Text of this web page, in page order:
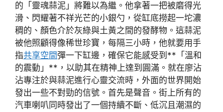
的「靈魂蒜泥」將難以為繼。他拿著一把被磨得光
滑、閃耀著不祥光芒的小銀勺，從缸底撈起一坨濃
稠的、顏色介於灰綠與土黃之間的發酵物。這蒜泥
被他照顧得像稀世珍寶，每隔三小時，他就要用手
指共享空間彈一下缸邊，確保它能感受到**「溫和
的震動」**，以助其在精神上達到圓滿。就在廖沾
沾專注於與蒜泥進行心靈交流時，外面的世界開始
發出一些不對勁的信號。首先是聲音。街上所有的
汽車喇叭同時發出了一個持續不斷、低沉且潮濕的